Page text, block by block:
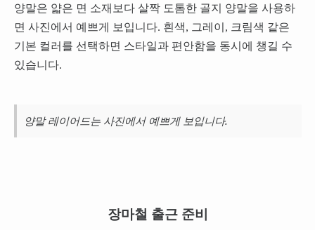
양말은 얇은 면 소재보다 살짝 도톰한 골지 양말을 사용하
면 사진에서 예쁘게 보입니다. 흰색, 그레이, 크림색 같은
기본 컬러를 선택하면 스타일과 편안함을 동시에 챙길 수
있습니다.
양말 레이어드는 사진에서 예쁘게 보입니다.
장마철 출근 준비